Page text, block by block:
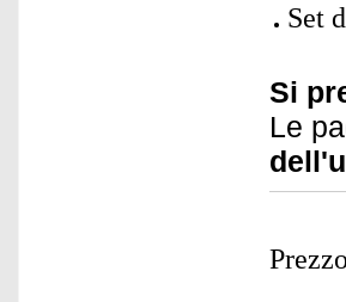
Set
Si
Le